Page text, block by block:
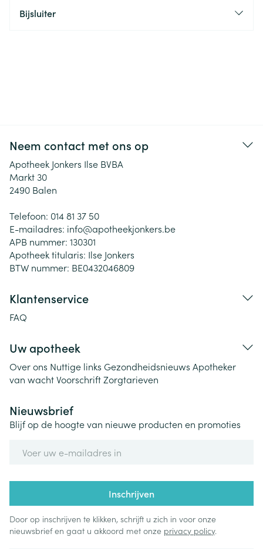
Bijsluiter
Neem contact met ons op
Apotheek Jonkers Ilse BVBA
Markt 30
2490 Balen
Telefoon: 014 81 37 50
E-mailadres: info@apotheekjonkers.be
APB nummer: 130301
Apotheek titularis: Ilse Jonkers
BTW nummer: BE0432046809
Klantenservice
FAQ
Uw apotheek
Over ons Nuttige links Gezondheidsnieuws Apotheker
van wachtVoorschriftZorgtarieven
Nieuwsbrief
Blijf op de hoogte van nieuwe producten en promoties
Inschrijven
Door op inschrijven te klikken, schrijft u zich in voor onze
nieuwsbrief en gaat u akkoord met onze privacy policy.